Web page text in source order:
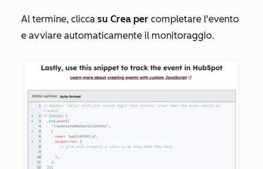
Al termine, clicca su Crea per completare l'evento
e avviare automaticamente il monitoraggio.